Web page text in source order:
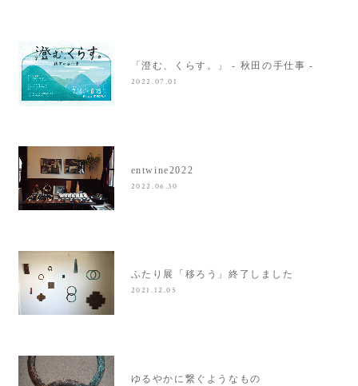
「澄む、くらす。」 - 秋田の手仕事 -
2022.07.01
entwine2022
2022.06.30
ふたり展「移ろう」終了しました
2021.12.05
ゆるやかに繋ぐようなもの